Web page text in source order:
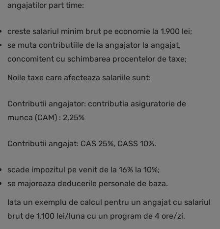
angajatilor part time:
creste salariul minim brut pe economie la 1.900 lei;
se muta contributiile de la angajator la angajat,
concomitent cu schimbarea procentelor de taxe;
Noile taxe care afecteaza salariile sunt:
Contributii angajator: contributia asiguratorie de
munca (CAM) : 2,25%
Contributii angajat: CAS 25%, CASS 10%.
scade impozitul pe venit de la 16% la 10%;
se majoreaza deducerile personale de baza.
Iata un exemplu de calcul pentru un angajat cu salariul
brut de 1.100 lei/luna cu un program de 4 ore/zi.